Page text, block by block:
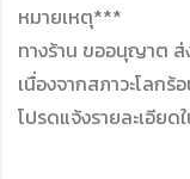
หมายเหตุ***
ทางร้าน ขออนุญาต ส่
เนื่องจากสภาวะโลก
โปรดแจ้งรายละเอีย